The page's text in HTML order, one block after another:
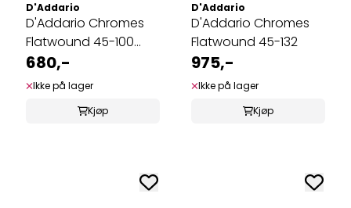
D'Addario
D'Addario Chromes
Flatwound 45-100
(Short Scale)
680,-
Ikke på lager
Kjøp
D'Addario
D'Addario Chromes
Flatwound 45-132
975,-
Ikke på lager
Kjøp